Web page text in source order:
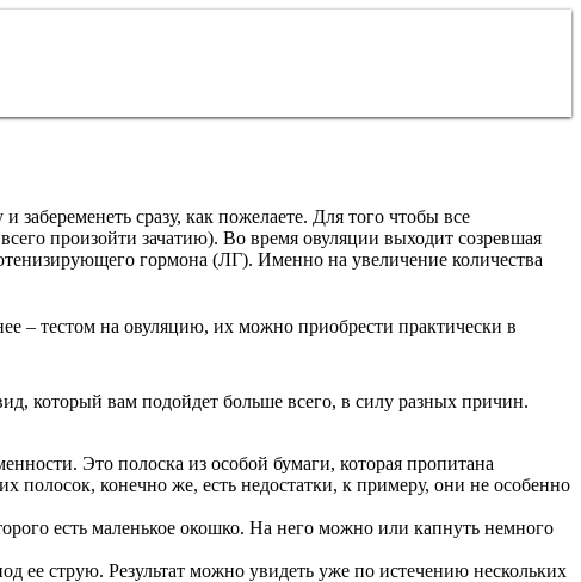
сразу, как пожелаете. Для того чтобы все
произойти зачатию). Во время овуляции выходит созревшая
гормона (ЛГ). Именно на увеличение количества
– тестом на овуляцию, их можно приобрести практически в
который вам подойдет больше всего, в силу разных причин.
Это полоска из особой бумаги, которая пропитана
полосок, конечно же, есть недостатки, к примеру, они не особенно
есть маленькое окошко. На него можно или капнуть немного
ее струю. Результат можно увидеть уже по истечению нескольких